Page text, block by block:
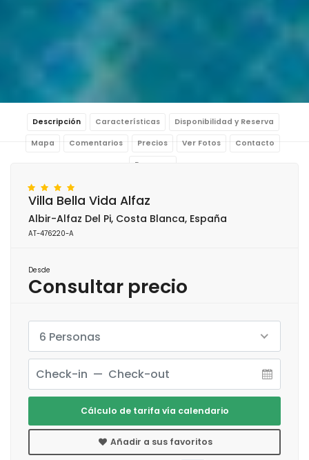
Descripción Características Disponibilidad y Reserva
Mapa Comentarios Precios Ver Fotos Contacto
Reservar
Villa Bella Vida Alfaz
Albir-Alfaz Del Pi, Costa Blanca, España
AT-476220-A
Desde
Consultar precio
6 Personas
Cálculo de tarifa vía calendario
Añadir a sus favoritos